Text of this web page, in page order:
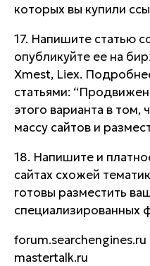
которых вы купили
17. Напишите статью
опубликуйте ее на
Xmest, Liex.
статьями:
этого варианта в
массу сайтов и
18. Напишите и
сайтах схожей
готовы разместить
специализированных
forum.searchengines.ru
mastertalk.ru